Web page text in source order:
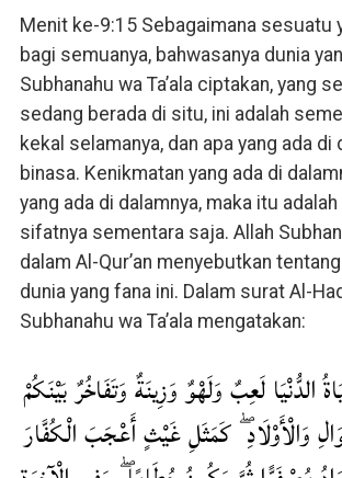
Menit ke-9:15 Sebagaimana sesuatu
bagi semuanya, bahwasanya dunia
Subhanahu wa Ta’ala ciptakan, yang
sedang berada di situ, ini adalah
kekal selamanya, dan apa yang ada di
binasa. Kenikmatan yang ada di
yang ada di dalamnya, maka itu
sifatnya sementara saja. Allah
dalam Al-Qur’an menyebutkan
dunia yang fana ini. Dalam surat Al-
Subhanahu wa Ta’ala mengatakan:
الدُّنْيَا لَعِبٌ وَلَهْوٌ وَزِينَةٌ وَتَفَاخُرٌ بَيْنَكُمْ
وَالْأَوْلَادِ ۖ كَمَثَلِ غَيْثٍ أَعْجَبَ الْكُفَّارَ